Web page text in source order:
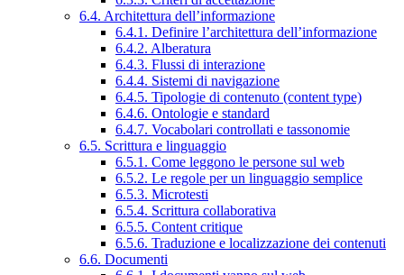
6.4. Architettura dell’informazione
6.4.1. Definire l’architettura dell’informazione
6.4.2. Alberatura
6.4.3. Flussi di interazione
6.4.4. Sistemi di navigazione
6.4.5. Tipologie di contenuto (content type)
6.4.6. Ontologie e standard
6.4.7. Vocabolari controllati e tassonomie
6.5. Scrittura e linguaggio
6.5.1. Come leggono le persone sul web
6.5.2. Le regole per un linguaggio semplice
6.5.3. Microtesti
6.5.4. Scrittura collaborativa
6.5.5. Content critique
6.5.6. Traduzione e localizzazione dei contenuti
6.6. Documenti